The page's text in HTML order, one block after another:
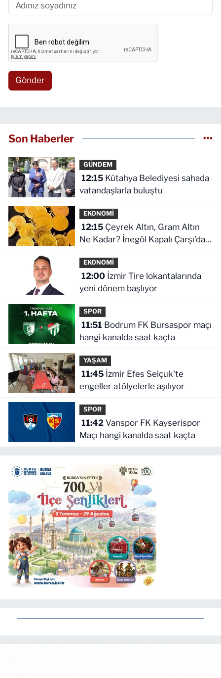
Gönder
Son Haberler
GÜNDEM
12:15Kütahya Belediyesi sahada
vatandaşlarla buluştu
EKONOMİ
12:15Çeyrek Altın, Gram Altın
Ne Kadar? İnegöl Kapalı Çarşı'da
Altın Ne Kadar?
EKONOMİ
12:00İzmir Tire lokantalarında
yeni dönem başlıyor
SPOR
11:51
hangi kanalda saat kaçta
YAŞAM
11:45İzmir Efes Selçuk'te
engeller atölyelerle aşılıyor
SPOR
11:42Vanspor FK Kayserispor
Maçı hangi kanalda saat kaçta